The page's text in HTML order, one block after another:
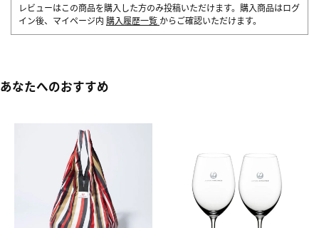
レビューはこの商品を購入した方のみ投稿いただけます。購入商品はログ
イン後、マイページ内 購入履歴一覧 からご確認いただけます。
あなたへのおすすめ